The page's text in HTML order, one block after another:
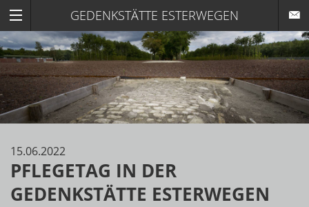
GEDENKSTÄTTE ESTERWEGEN
15.06.2022
PFLEGETAG IN DER
GEDENKSTÄTTE ESTERWEGEN